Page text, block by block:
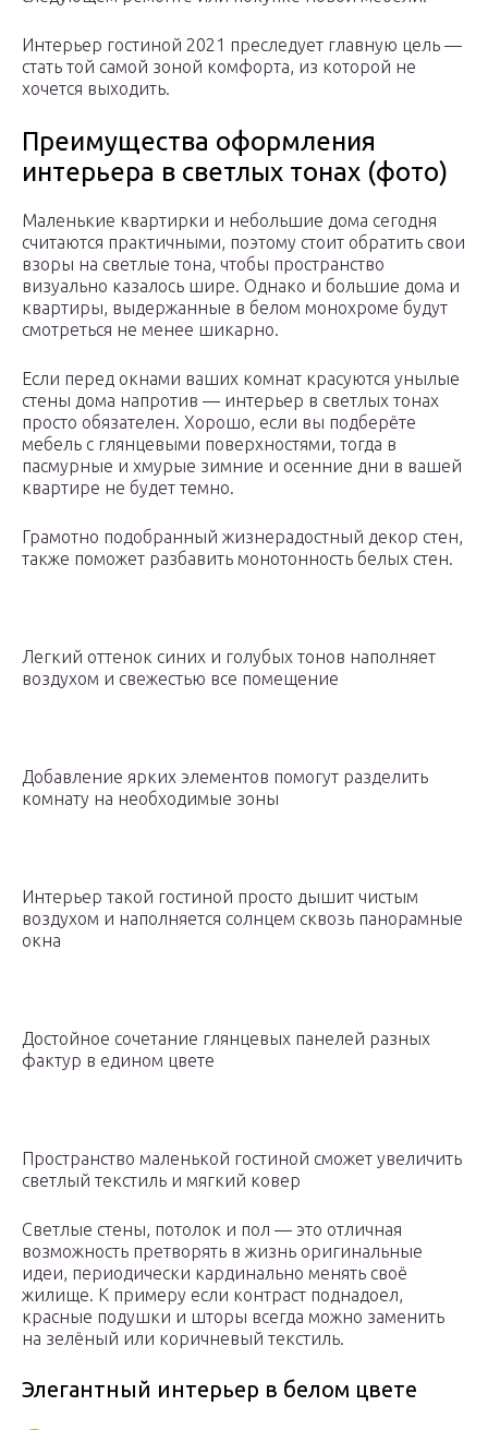
Интерьер гостиной 2021 преследует главную цель —
стать той самой зоной комфорта, из которой не
хочется выходить.
Преимущества оформления
интерьера в светлых тонах (фото)
Маленькие квартирки и небольшие дома сегодня
считаются практичными, поэтому стоит обратить свои
взоры на светлые тона, чтобы пространство
визуально казалось шире. Однако и большие дома и
квартиры, выдержанные в белом монохроме будут
смотреться не менее шикарно.
Если перед окнами ваших комнат красуются унылые
стены дома напротив — интерьер в светлых тонах
просто обязателен. Хорошо, если вы подберёте
мебель с глянцевыми поверхностями, тогда в
пасмурные и хмурые зимние и осенние дни в вашей
квартире не будет темно.
Грамотно подобранный жизнерадостный декор стен,
также поможет разбавить монотонность белых стен.
Легкий оттенок синих и голубых тонов наполняет
воздухом и свежестью все помещение
Добавление ярких элементов помогут разделить
комнату на необходимые зоны
Интерьер такой гостиной просто дышит чистым
воздухом и наполняется солнцем сквозь панорамные
окна
Достойное сочетание глянцевых панелей разных
фактур в едином цвете
Пространство маленькой гостиной сможет увеличить
светлый текстиль и мягкий ковер
Светлые стены, потолок и пол — это отличная
возможность претворять в жизнь оригинальные
идеи, периодически кардинально менять своё
жилище. К примеру если контраст поднадоел,
красные подушки и шторы всегда можно заменить
на зелёный или коричневый текстиль.
Элегантный интерьер в белом цвете